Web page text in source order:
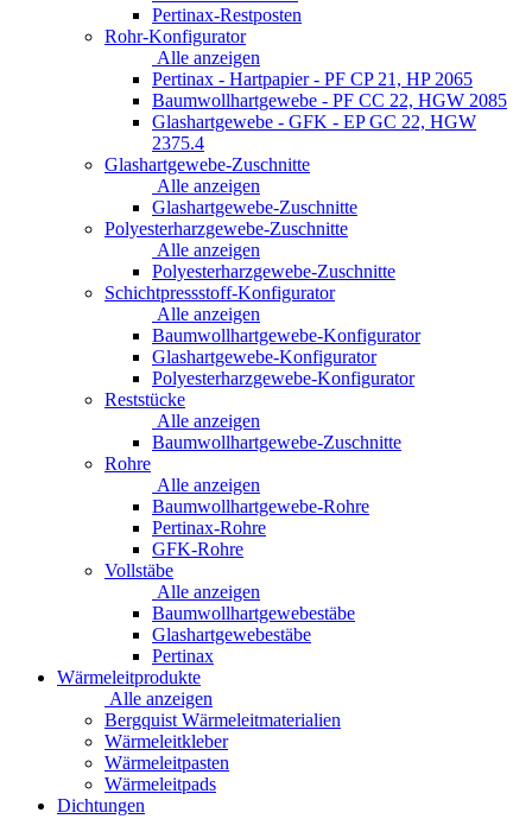
Pertinax-Restposten
Rohr-Konfigurator
Alle anzeigen
Pertinax - Hartpapier - PF CP 21, HP 2065
Baumwollhartgewebe - PF CC 22, HGW 2085
Glashartgewebe - GFK - EP GC 22, HGW
2375.4
Glashartgewebe-Zuschnitte
Alle anzeigen
Glashartgewebe-Zuschnitte
Polyesterharzgewebe-Zuschnitte
Alle anzeigen
Polyesterharzgewebe-Zuschnitte
Schichtpressstoff-Konfigurator
Alle anzeigen
Baumwollhartgewebe-Konfigurator
Glashartgewebe-Konfigurator
Polyesterharzgewebe-Konfigurator
Reststücke
Alle anzeigen
Baumwollhartgewebe-Zuschnitte
Rohre
Alle anzeigen
Baumwollhartgewebe-Rohre
Pertinax-Rohre
GFK-Rohre
Vollstäbe
Alle anzeigen
Baumwollhartgewebestäbe
Glashartgewebestäbe
Pertinax
Wärmeleitprodukte
Alle anzeigen
Bergquist Wärmeleitmaterialien
Wärmeleitkleber
Wärmeleitpasten
Wärmeleitpads
Dichtungen